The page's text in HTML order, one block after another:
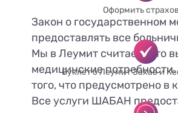
Оформить
Буклет о Леумит Захав и
Закон о государственном
предоставлять все
Мы в Леумит считаем, что
медицинские
того, что предусмотрено в
Все услуги ШАБАН